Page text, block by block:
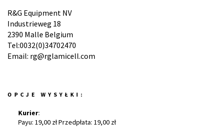
R&G Equipment NV
Industrieweg 18
2390 Malle Belgium
Tel:0032(0)34702470
Email: rg@rglamicell.com
OPCJE WYSYŁKI:
Kurier:
Payu: 19,00 zł Przedpłata: 19,00 zł